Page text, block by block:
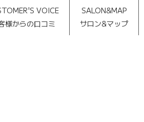
VOICE
様からの口コミ
SALON&MAP
サロン&マップ